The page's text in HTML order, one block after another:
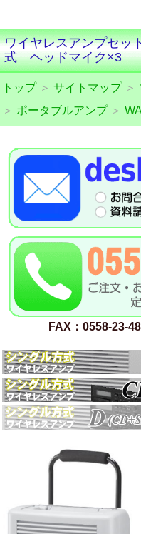
ワイヤレスアンプセッ
式 ヘッドマイク×3
トップ＞ サイトマップ＞
＞ ポータブルアンプ＞
FAX：0558-23-